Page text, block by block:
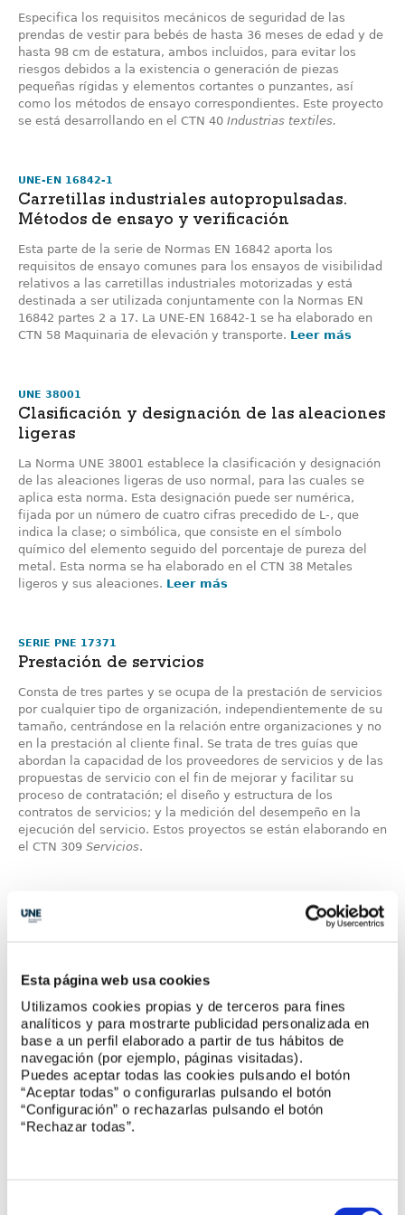
Esta página web usa cookies
Utilizamos cookies propias y de terceros para fines
analíticos y para mostrarte publicidad personalizada en
base a un perfil elaborado a partir de tus hábitos de
navegación (por ejemplo, páginas visitadas).
Puedes aceptar todas las cookies pulsando el botón
“Aceptar todas” o configurarlas pulsando el botón
“Configuración” o rechazarlas pulsando el botón
“Rechazar todas”.
Especifica los requisitos mecánicos de seguridad de las
prendas de vestir para bebés de hasta 36 meses de edad y de
hasta 98 cm de estatura, ambos incluidos, para evitar los
riesgos debidos a la existencia o generación de piezas
pequeñas rígidas y elementos cortantes o punzantes, así
como los métodos de ensayo correspondientes. Este proyecto
se está desarrollando en el CTN 40 Industrias textiles.
UNE-EN 16842-1
Carretillas industriales autopropulsadas.
Métodos de ensayo y verificación
Esta parte de la serie de Normas EN 16842 aporta los
requisitos de ensayo comunes para los ensayos de visibilidad
relativos a las carretillas industriales motorizadas y está
destinada a ser utilizada conjuntamente con la Normas EN
16842 partes 2 a 17. La UNE-EN 16842-1 se ha elaborado en
CTN 58 Maquinaria de elevación y transporte. Leer más
UNE 38001
Clasificación y designación de las aleaciones
ligeras
La Norma UNE 38001 establece la clasificación y designación
de las aleaciones ligeras de uso normal, para las cuales se
aplica esta norma. Esta designación puede ser numérica,
fijada por un número de cuatro cifras precedido de L-, que
indica la clase; o simbólica, que consiste en el símbolo
químico del elemento seguido del porcentaje de pureza del
metal. Esta norma se ha elaborado en el CTN 38 Metales
ligeros y sus aleaciones. Leer más
SERIE PNE 17371
Prestación de servicios
Consta de tres partes y se ocupa de la prestación de servicios
por cualquier tipo de organización, independientemente de su
tamaño, centrándose en la relación entre organizaciones y no
en la prestación al cliente final. Se trata de tres guías que
abordan la capacidad de los proveedores de servicios y de las
propuestas de servicio con el fin de mejorar y facilitar su
proceso de contratación; el diseño y estructura de los
contratos de servicios; y la medición del desempeño en la
ejecución del servicio. Estos proyectos se están elaborando en
el CTN 309 Servicios.